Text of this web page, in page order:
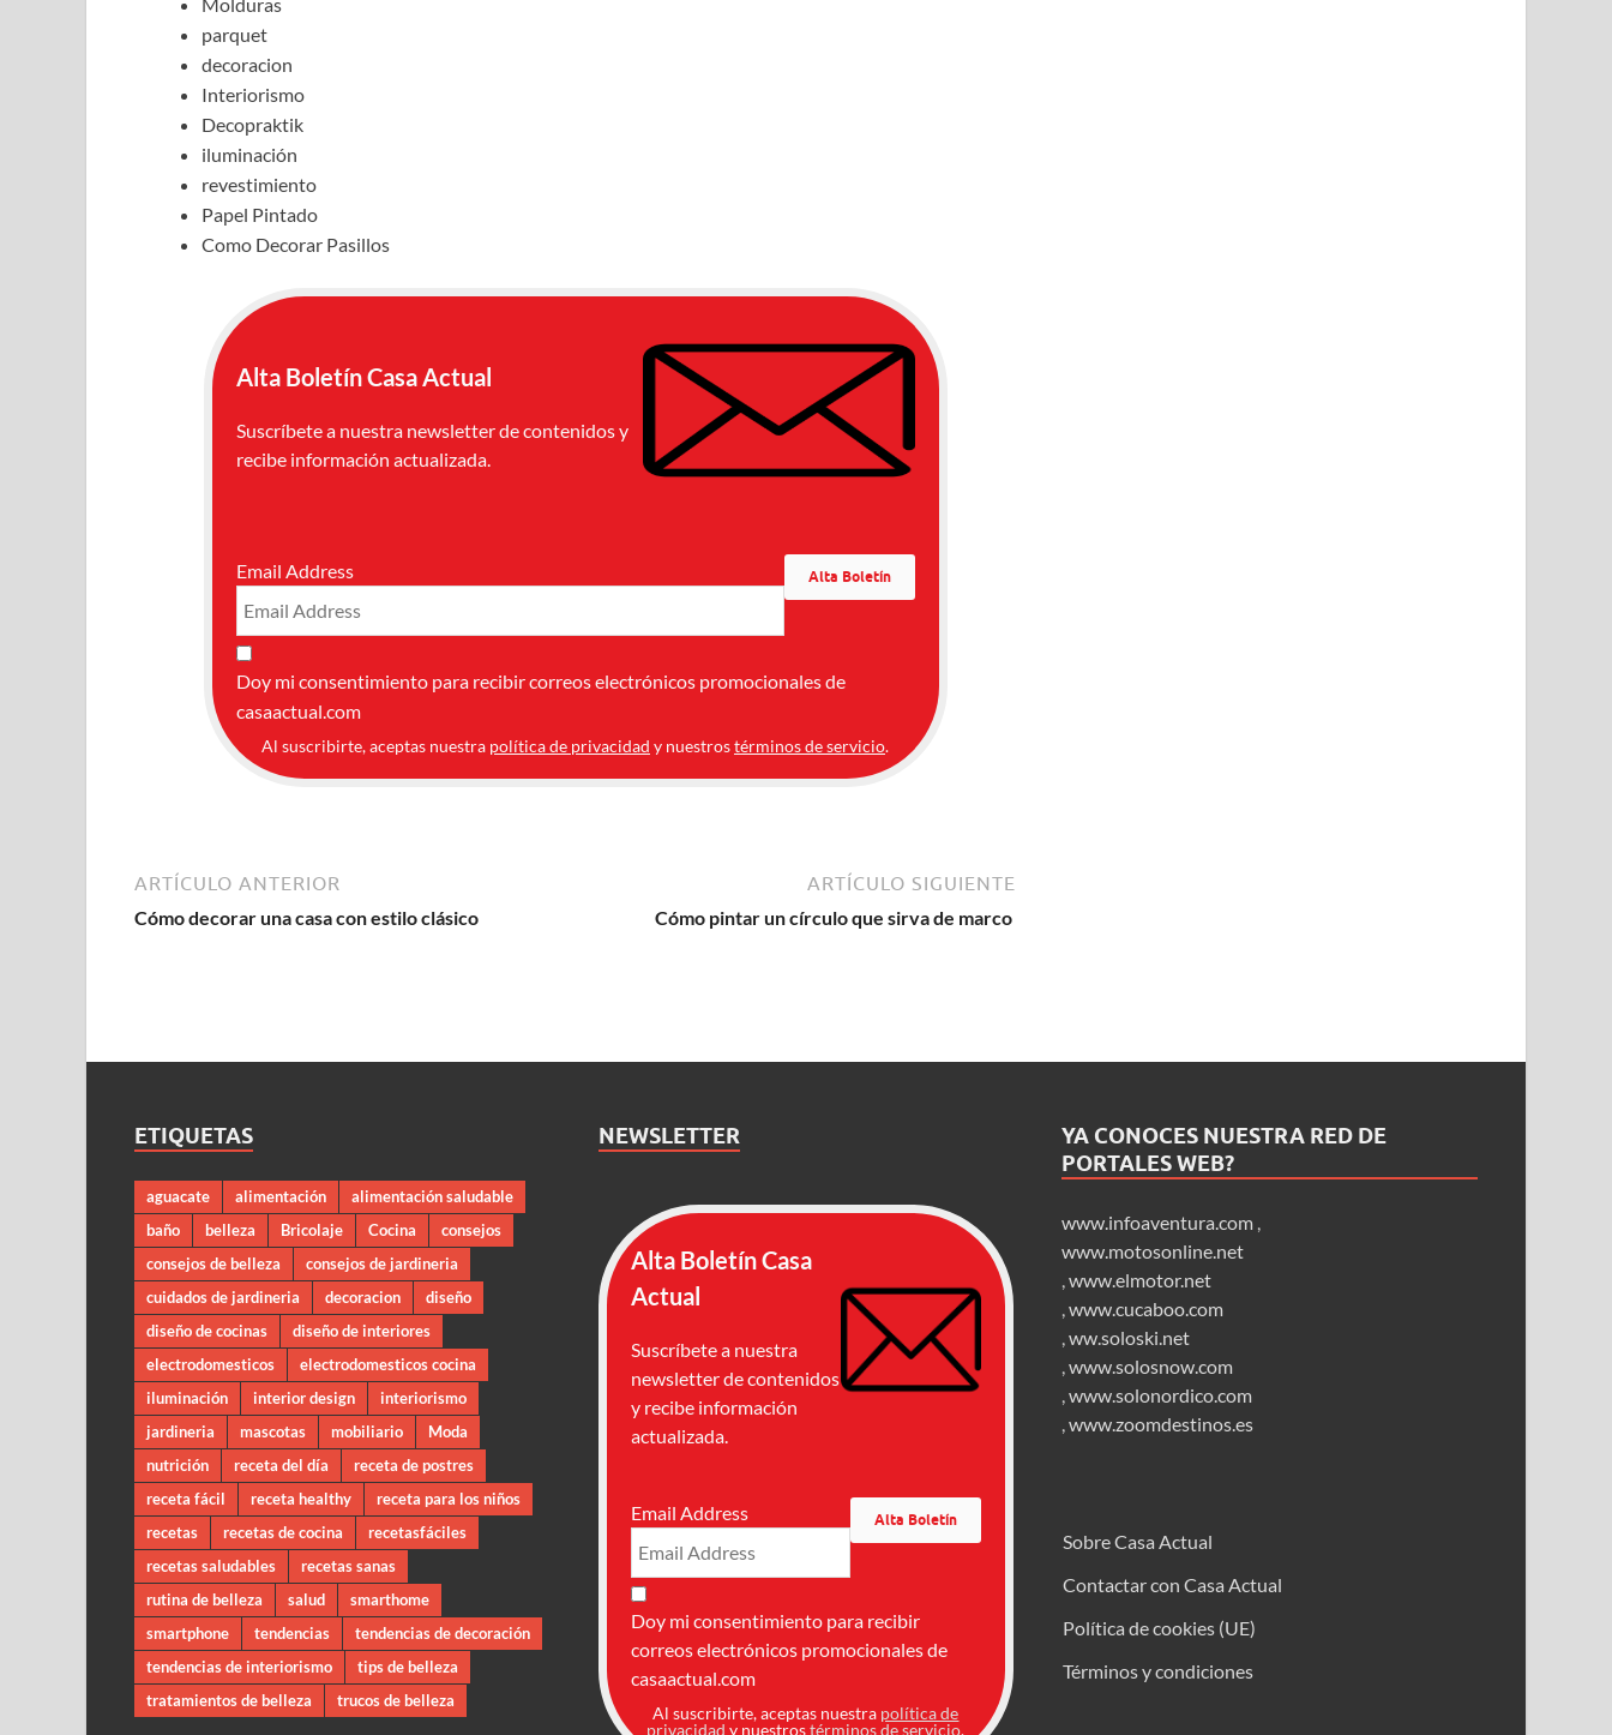
parquet
decoracion
Interiorismo
Decopraktik
iluminación
revestimiento
Papel Pintado
Como Decorar Pasillos
Alta Boletín Casa Actual
Suscríbete a nuestra newsletter de contenidos y
recibe información actualizada.
Email Address
Doy mi consentimiento para recibir correos electrónicos promocionales de
casaactual.com
Al suscribirte, aceptas nuestra política de privacidad y nuestrostérminos de servicio.
ARTÍCULO ANTERIOR
Cómo decorar una casa con estilo clásico
ARTÍCULO SIGUIENTE
Cómo pintar un círculo que sirva de marco
ETIQUETAS
aguacate alimentación
alimentación saludable
baño
belleza Bricolaje Cocina
consejos
consejos de belleza
consejos de jardineria
cuidados de jardineria
decoracion
diseño
diseño de cocinas
diseño de interiores
electrodomesticos
electrodomesticos cocina
iluminación
interior design
interiorismo
jardineria
mascotas mobiliario
Moda
nutrición
receta del día
receta de postres
receta fácil
receta healthy
receta para los niños
recetas
recetas de cocina
recetasfáciles
recetas saludables
recetas sanas
rutina de belleza
salud
smarthome
smartphone
tendencias
tendencias de decoración
tendencias de interiorismo
tips de belleza
tratamientos de belleza
trucos de belleza
NEWSLETTER
Alta Boletín Casa
Actual
Suscríbete a nuestra
newsletter de contenidos
y recibe información
actualizada.
Email Address
Doy mi consentimiento para recibir
correos electrónicos promocionales de
casaactual.com
Al suscribirte, aceptas nuestra política de
privacidad y nuestrostérminos de servicio.
YA CONOCES NUESTRA RED DE
PORTALES WEB?
www.infoaventura.com
www.motosonline.net
,www.elmotor.net
,www.cucaboo.com
,ww.soloski.net
,www.solosnow.com
,www.solonordico.com
,www.zoomdestinos.es
Sobre Casa Actual
Contactar con Casa Actual
Política de cookies (UE)
Términos y condiciones